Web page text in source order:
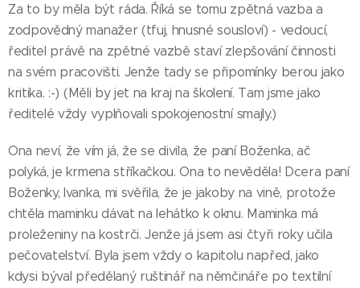
Za to by měla být ráda. Říká se tomu zpětná vazba a
zodpovědný manažer (tfuj, hnusné sousloví) - vedoucí,
ředitel právě na zpětné vazbě staví zlepšování činnosti
na svém pracovišti. Jenže tady se připomínky berou jako
kritika. :-) (Měli by jet na kraj na školení. Tam jsme jako
ředitelé vždy vyplňovali spokojenostní smajly.)
Ona neví, že vím já, že se divila, že paní Boženka, ač
polyká, je krmena stříkačkou. Ona to nevěděla! Dcera paní
Boženky, Ivanka, mi svěřila, že je jakoby na vině, protože
chtěla maminku dávat na lehátko k oknu. Maminka má
proleženiny na kostrči. Jenže já jsem asi čtyři roky učila
pečovatelství. Byla jsem vždy o kapitolu napřed, jako
kdysi býval předělaný ruštinář na němčináře po textilní